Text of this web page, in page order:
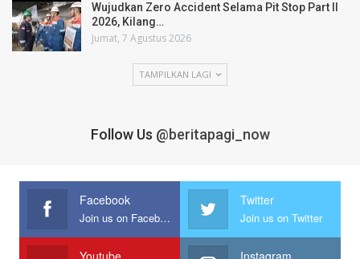
Wujudkan Zero Accident Selama Pit Stop Part II
2026, Kilang…
Jumat, 7 Agustus 2026
TAMPILKAN LAGI
Follow Us @beritapagi_now
Facebook
Join us on Facebook
Twitter
Join us on Twitter
Youtube Instagram